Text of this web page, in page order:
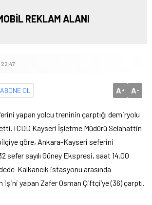
REKLAM ALANI
ABONE OL A+ A-
yapan yolcu treninin çarptığı demiryolu
TCDD Kayseri İşletme Müdürü Selahattin
bilgiye göre, Ankara-Kayseri seferini
sefer sayılı Güney Ekspresi, saat 14.00
Kalkancık istasyonu arasında
işini yapan Zafer Osman Çiftçi’ye (36) çarptı.